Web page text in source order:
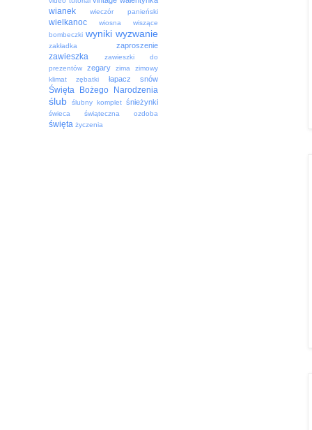
wianek wieczór panieński
wielkanoc wiosna
wiszące
bombeczki wyniki wyzwanie
zakładka zaproszenie
zawieszka
zawieszki do
prezentów
zegary zima
zimowy
klimat
zębatki łapacz snów
Święta Bożego Narodzenia
ślub ślubny komplet śnieżynki
świeca świąteczna ozdoba
święta życzenia